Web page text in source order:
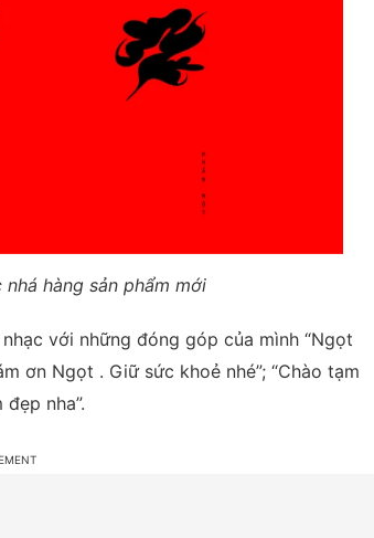
hàng sản phẩm mới
với những đóng góp của mình “Ngọt
ơn Ngọt . Giữ sức khoẻ nhé”; “Chào tạm
nha”.